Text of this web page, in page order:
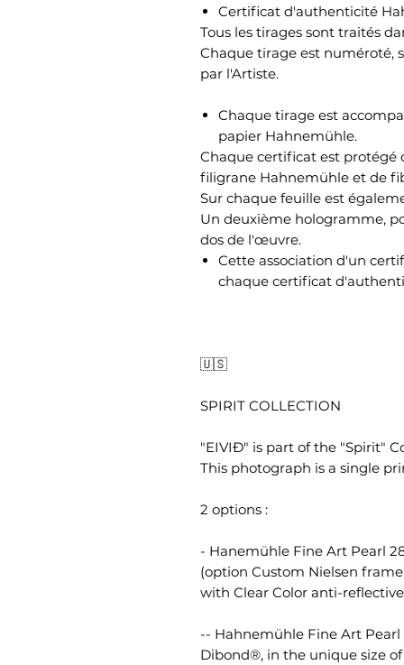
Certificat d'authenticité
Tous les tirages sont traités
Chaque tirage est numéroté,
par l'Artiste.
Chaque tirage est
papier Hahnemühle.
Chaque certificat est protégé
filigrane Hahnemühle et de
Sur chaque feuille est
Un deuxième hologramme,
dos de l'œuvre.
Cette association d'un
chaque certificat
🇺🇸
SPIRIT COLLECTION
"EIVIÐ" is part of the "Spirit"
This photograph is a single
2 options :
- Hanemühle Fine Art Pearl
(option Custom Nielsen
with Clear Color anti-
-- Hahnemühle Fine Art
Dibond®, in the unique size